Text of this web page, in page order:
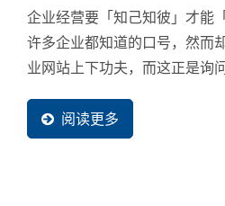
企业经营要「知己知彼」才能
许多企业都知道的口号，然而
业网站上下功夫，而这正是询
阅读更多